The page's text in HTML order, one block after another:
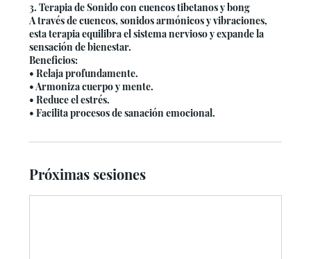
3. Terapia de Sonido con cuencos tibetanos y bong
A través de cuencos, sonidos armónicos y vibraciones,
esta terapia equilibra el sistema nervioso y expande la
sensación de bienestar.
Beneficios:
• Relaja profundamente.
• Armoniza cuerpo y mente.
• Reduce el estrés.
• Facilita procesos de sanación emocional.
Próximas sesiones